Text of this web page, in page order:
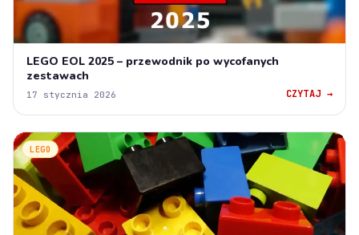
LEGO EOL 2025 – przewodnik po wycofanych
zestawach
17 stycznia 2026 CZYTAJ →
LEGO